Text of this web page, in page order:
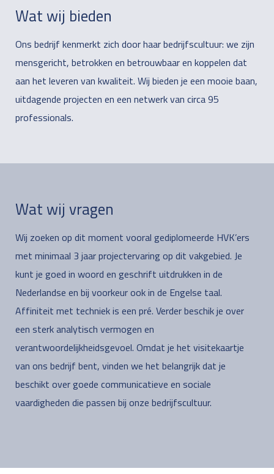
Wat wij bieden
Ons bedrijf kenmerkt zich door haar bedrijfscultuur: we zijn
mensgericht, betrokken en betrouwbaar en koppelen dat
aan het leveren van kwaliteit. Wij bieden je een mooie baan,
uitdagende projecten en een netwerk van circa 95
professionals.
Wat wij vragen
Wij zoeken op dit moment vooral gediplomeerde HVK’ers
met minimaal 3 jaar projectervaring op dit vakgebied. Je
kunt je goed in woord en geschrift uitdrukken in de
Nederlandse en bij voorkeur ook in de Engelse taal.
Affiniteit met techniek is een pré. Verder beschik je over
een sterk analytisch vermogen en
verantwoordelijkheidsgevoel. Omdat je het visitekaartje
van ons bedrijf bent, vinden we het belangrijk dat je
beschikt over goede communicatieve en sociale
vaardigheden die passen bij onze bedrijfscultuur.